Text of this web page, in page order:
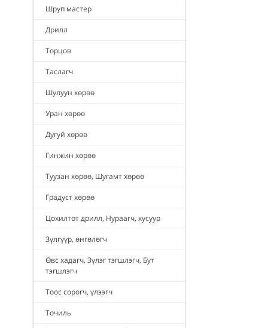
Шруп мастер
Дрилл
Торцов
Таслагч
Шулуун хөрөө
Уран хөрөө
Дугуй хөрөө
Гинжин хөрөө
Туузан хөрөө, Шугамт хөрөө
Градуст хөрөө
Цохилтот дрилл, Нураагч, хусуур
Зүлгүүр, өнгөлөгч
Өвс хадагч, Зүлэг тэгшлэгч, Бут
тэгшлэгч
Тоос сорогч, үлээгч
Точиль